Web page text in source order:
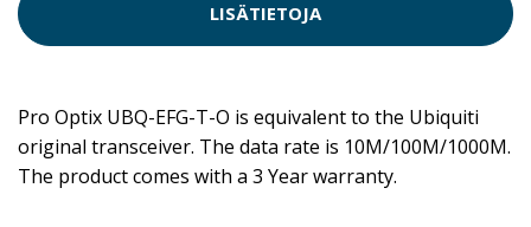
LISÄTIETOJA
Pro Optix UBQ-EFG-T-O is equivalent to the Ubiquiti
original transceiver. The data rate is 10M/100M/1000M.
The product comes with a 3 Year warranty.